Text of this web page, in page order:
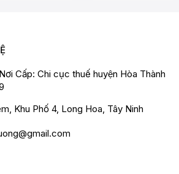
Cấp: Chi cục thuế huyện Hòa Thành
Khu Phố 4, Long Hoa, Tây Ninh